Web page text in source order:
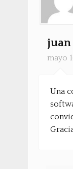
juan
mayo
Una